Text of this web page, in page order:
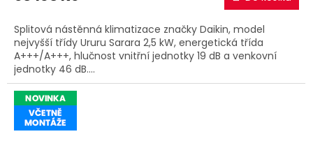
A
Splitová nástěnná klimatizace značky Daikin, model
nejvyšší třídy Ururu Sarara 2,5 kW, energetická třída
A+++/A+++, hlučnost vnitřní jednotky 19 dB a venkovní
jednotky 46 dB....